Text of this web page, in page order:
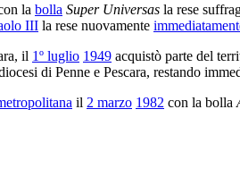
la bolla Super Universas la rese
III la rese nuovamente
il 1º luglio 1949 acquistò parte del
di Penne e Pescara, restando
il 2 marzo 1982 con la bolla